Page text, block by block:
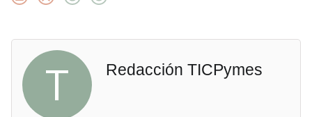
T Redacción TICPymes